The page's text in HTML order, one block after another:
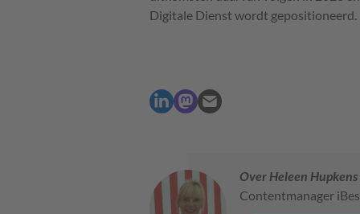
Digitale Dienst wordt gepositioneerd.
Over Heleen Hupkens
Contentmanager